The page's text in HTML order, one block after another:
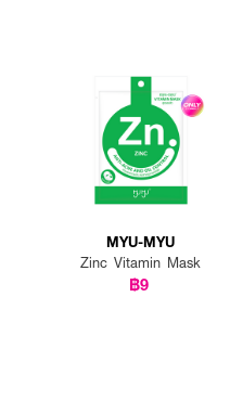
MYU-MYU
Zinc Vitamin Mask
฿9